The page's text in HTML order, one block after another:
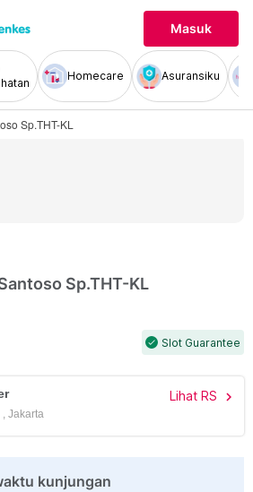
Masuk
Homecare Asuransiku
Sp.THT-KL
Sp.THT-KL
check Slot Guarantee
Lihat RS chevron_right
, Jakarta
kunjungan